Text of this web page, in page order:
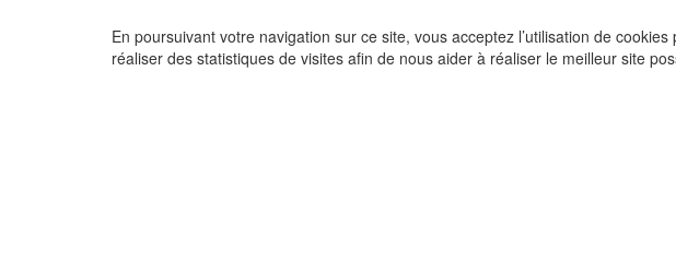
En poursuivant votre navigation sur ce site, vous acceptez l’utilisation de
réaliser des statistiques de visites afin de nous aider à réaliser le meilleur site